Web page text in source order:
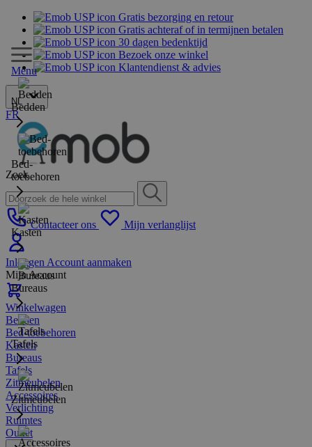
Gratis bezorging en retour
Gratis achteraf of in termijnen betalen
30 dagen bedenktijd
Bezoek onze winkel
Klantendienst & advies
NL
FR
Zoek
Contacteer ons Mijn verlanglijst
Inloggen Account aanmaken
Mijn Account
Winkelwagen
Menu
Bedden
Bed-
toebehoren
Kasten
Bureaus
Tafels
Zitmeubelen
Bedden
Bed-toebehoren
Kasten
Bureaus
Tafels
Zitmeubelen
Accessoires
Verlichting
Ruimtes
Outlet